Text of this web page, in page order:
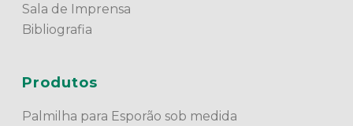
Sala de Imprensa
Bibliografia
Produtos
Palmilha para Esporão sob medida